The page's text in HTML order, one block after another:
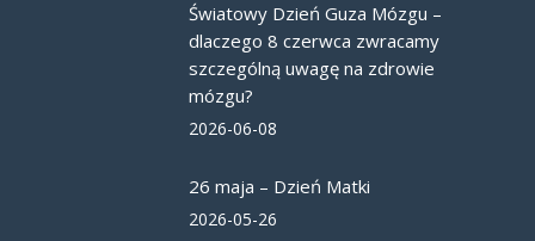
Światowy Dzień Guza Mózgu –
dlaczego 8 czerwca zwracamy
szczególną uwagę na zdrowie
mózgu?
2026-06-08
26 maja – Dzień Matki
2026-05-26